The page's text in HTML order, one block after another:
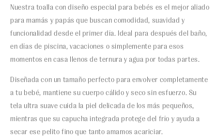
Nuestra toalla con diseño especial para bebés es el mejor aliado
para mamás y papás que buscan comodidad, suavidad y
funcionalidad desde el primer día. Ideal para después del baño,
en días de piscina, vacaciones o simplemente para esos
momentos en casa llenos de ternura y agua por todas partes.
Diseñada con un tamaño perfecto para envolver completamente
a tu bebé, mantiene su cuerpo cálido y seco sin esfuerzo. Su
tela ultra suave cuida la piel delicada de los más pequeños,
mientras que su capucha integrada protege del frío y ayuda a
secar ese pelito fino que tanto amamos acariciar.